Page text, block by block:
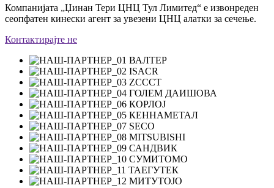
Компанијата „Џинан Тери ЦНЦ Тул Лимитед“ е извонреден
сеопфатен кинески агент за увезени ЦНЦ алатки за сечење.
Контактирајте не